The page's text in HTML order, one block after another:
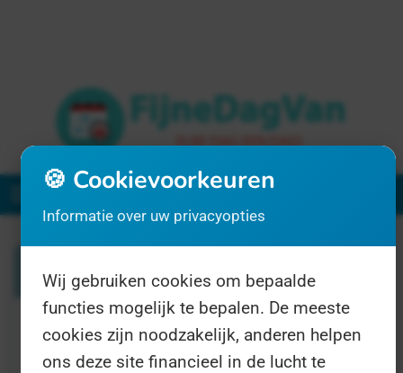
Menu
Zoeken
1 resultaat voor "energiegemeenschap"
🍪 Cookievoorkeuren
Informatie over uw privacyopties
Wij gebruiken cookies om bepaalde
functies mogelijk te bepalen. De meeste
cookies zijn noodzakelijk, anderen helpen
ons deze site financieel in de lucht te